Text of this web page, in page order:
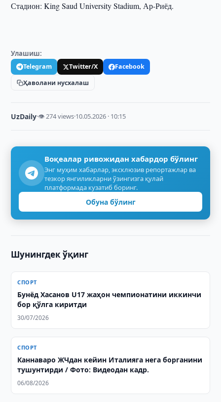
Стадион: King Saud University Stadium, Ар-Риёд.
Улашиш:
Telegram Twitter/X
Facebook
Ҳаволани нусхалаш
UzDaily·👁 274 views·10.05.2026 · 10:15
Воқеалар ривожидан хабардор бўлинг
Энг муҳим хабарлар, эксклюзив репортажлар ва
тезкор янгиликларни ўзингизга қулай
платформада кузатиб боринг.
Обуна бўлинг
Шунингдек ўқинг
СПОРТ
Бунёд Хасанов U17 жаҳон чемпионатини иккинчи
бор қўлга киритди
30/07/2026
СПОРТ
Каннаваро ЖЧдан кейин Италияга нега борганини
тушунтирди / Фото: Видеодан кадр.
06/08/2026